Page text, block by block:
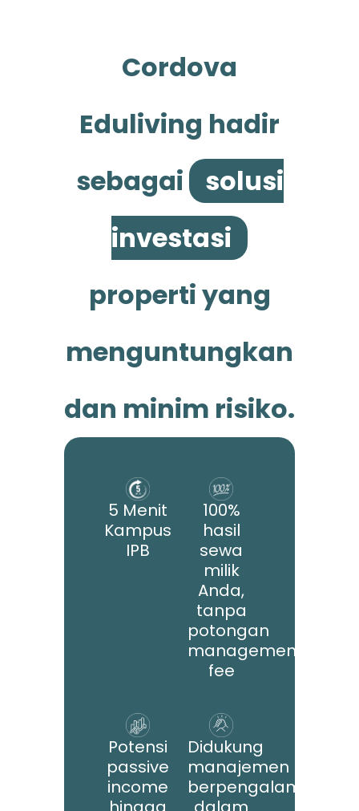
Cordova
Eduliving hadir
sebagai
solusi
investasi
properti yang
menguntungkan
dan minim risiko.
5 Menit
Kampus
IPB
100%
hasil
sewa
milik
Anda,
tanpa
potongan
management
fee
Potensi
passive
income
Didukung
manajemen
berpengalaman